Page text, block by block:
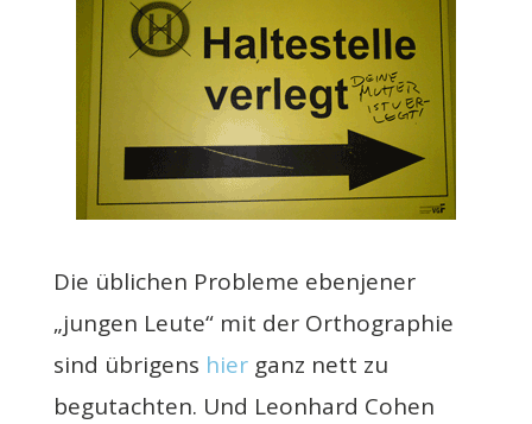
Die üblichen Probleme ebenjener
„jungen Leute“ mit der Orthographie
sind übrigens hierganz nett zu
begutachten. Und Leonhard Cohen